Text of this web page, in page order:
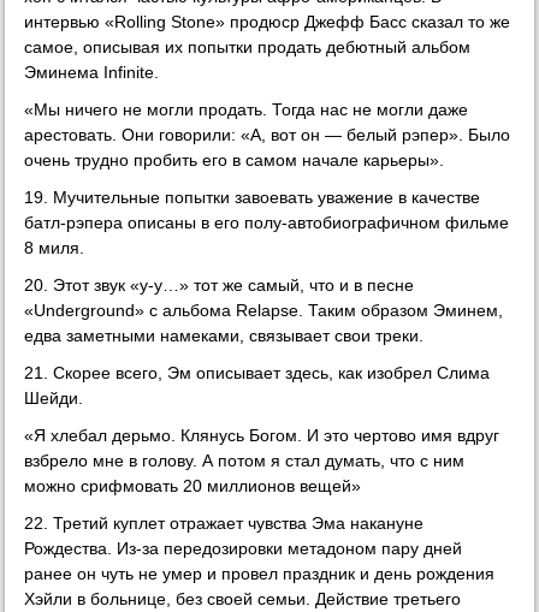
интервью «Rolling Stone» продюср Джефф Басс сказал то же
самое, описывая их попытки продать дебютный альбом
Эминема Infinite.
«Мы ничего не могли продать. Тогда нас не могли даже
арестовать. Они говорили: «А, вот он — белый рэпер». Было
очень трудно пробить его в самом начале карьеры».
19. Мучительные попытки завоевать уважение в качестве
батл-рэпера описаны в его полу-автобиографичном фильме
8 миля.
20. Этот звук «у-у…» тот же самый, что и в песне
«Underground» с альбома Relapse. Таким образом Эминем,
едва заметными намеками, связывает свои треки.
21. Скорее всего, Эм описывает здесь, как изобрел Слима
Шейди.
«Я хлебал дерьмо. Клянусь Богом. И это чертово имя вдруг
взбрело мне в голову. А потом я стал думать, что с ним
можно срифмовать 20 миллионов вещей»
22. Третий куплет отражает чувства Эма накануне
Рождества. Из-за передозировки метадоном пару дней
ранее он чуть не умер и провел праздник и день рождения
Хэйли в больнице, без своей семьи. Действие третьего